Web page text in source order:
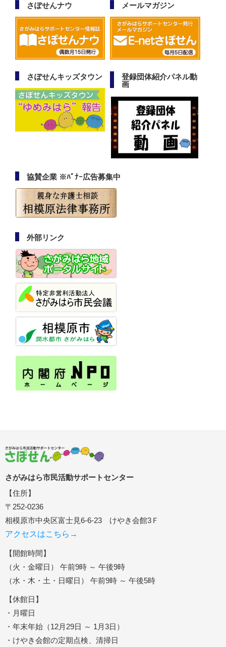
さぽせんナウ メールマガジン
さぽせんキッズタウン
登録団体紹介パネル動
画
協賛企業 ※ﾊﾞﾅｰ広告募集中
外部リンク
さがみはら市民活動サポートセンター
【住所】
〒252-0236
相模原市中央区富士見6-6-23 けやき会館3Ｆ
アクセスはこちら→
【開館時間】
（火・金曜日） 午前9時 ～ 午後9時
（水・木・土・日曜日） 午前9時 ～ 午後5時
【休館日】
・月曜日
・年末年始（12月29日 ～ 1月3日）
・けやき会館の定期点検、清掃日